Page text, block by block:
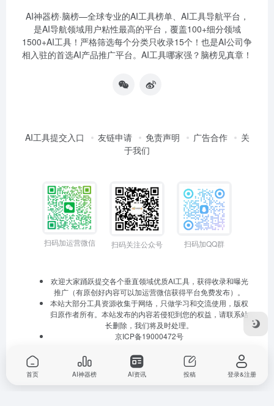
AI神器榜·脑榜—全球专业的AI工具榜单、AI工具导航平台，
是AI导航领域用户粘性最高的平台，覆盖100+细分领域
1500+AI工具！严格筛选每个分类只收录15个！也是AI公司争
相入驻的首选AI产品推广平台。AI工具哪家强？脑榜见真章！
AI工具提交入口 友链申请 免责声明 广告合作
关
于我们
扫码加运营微信 扫码关注公众号 扫码加QQ群
欢迎大家踊跃提交各个垂直领域优质AI工具，获得收录和曝光
推广（有原创好内容可以加运营微信获得平台免费发布）。
本站大部分工具资源收集于网络，只做学习和交流使用，版权
归原作者所有。本站发布的内容若侵犯到您的权益，请联系站
长删除，我们将及时处理。
京ICP备19000472号
首页 AI神器榜 AI资讯 投稿 登录&注册